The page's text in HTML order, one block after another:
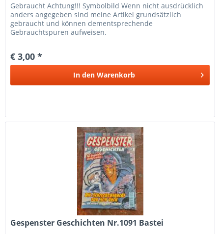
Gebraucht Achtung!!! Symbolbild Wenn nicht ausdrücklich
anders angegeben sind meine Artikel grundsätzlich
gebraucht und können dementsprechende
Gebrauchtspuren aufweisen.
€ 3,00 *
In den Warenkorb
Gespenster Geschichten Nr.1091 Bastei